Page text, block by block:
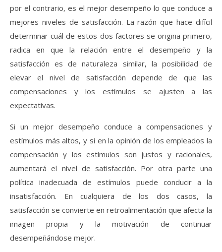
por el contrario, es el mejor desempeño lo que conduce a
mejores niveles de satisfacción. La razón que hace difícil
determinar cuál de estos dos factores se origina primero,
radica en que la relación entre el desempeño y la
satisfacción es de naturaleza similar, la posibilidad de
elevar el nivel de satisfacción depende de que las
compensaciones y los estímulos se ajusten a las
expectativas.
Si un mejor desempeño conduce a compensaciones y
estímulos más altos, y si en la opinión de los empleados la
compensación y los estímulos son justos y racionales,
aumentará el nivel de satisfacción. Por otra parte una
política inadecuada de estímulos puede conducir a la
insatisfacción. En cualquiera de los dos casos, la
satisfacción se convierte en retroalimentación que afecta la
imagen propia y la motivación de continuar
desempeñándose mejor.